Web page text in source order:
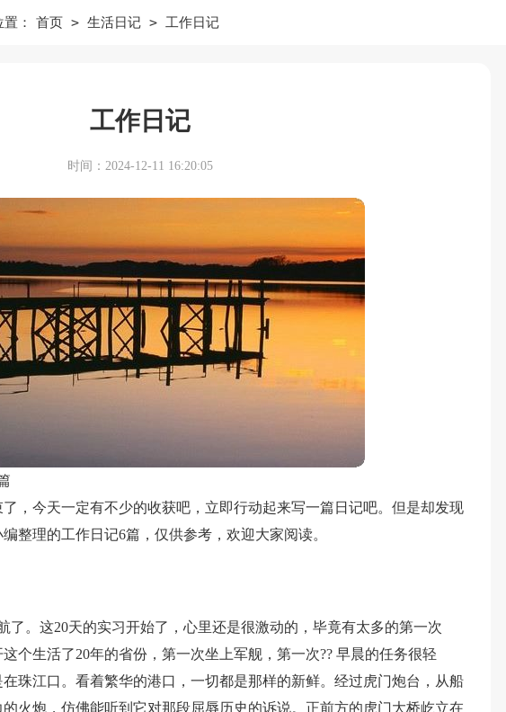
： 首页 > 生活日记 > 工作日记
工作日记
时间：2024-12-11 16:20:05
，今天一定有不少的收获吧，立即行动起来写一篇日记吧。但是却发现
整理的工作日记6篇，仅供参考，欢迎大家阅读。
了。这20天的实习开始了，心里还是很激动的，毕竟有太多的第一次
个生活了20年的省份，第一次坐上军舰，第一次?? 早晨的任务很轻
珠江口。看着繁华的港口，一切都是那样的新鲜。经过虎门炮台，从船
的火炮，仿佛能听到它对那段屈辱历史的诉说。正前方的虎门大桥屹立在